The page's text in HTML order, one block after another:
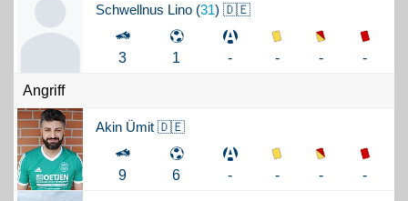
Schwellnus Lino (31) 🇩🇪
3 1 - - - -
Angriff
Akin Ümit 🇩🇪
9 6 - - - -